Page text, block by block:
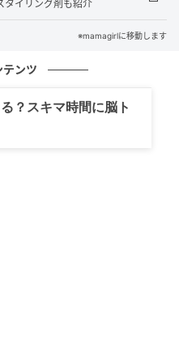
ャフト）にも本物の木材
タイリング剤も紹介
※mamagirlに移動します
ンツ
？スキマ時間に脳ト